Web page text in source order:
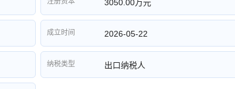
3050.00万元
成立时间 2026-05-22
纳税类型 出口纳税人